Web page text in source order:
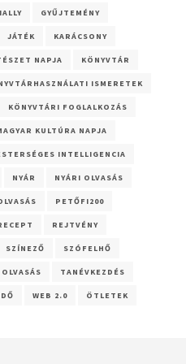
GYŰJTEMÉNY
JÁTÉK KARÁCSONY
NAPJA KÖNYVTÁR
ISMERETEK
KÖNYVTÁRI FOGLALKOZÁS
KULTÚRA NAPJA
INTELLIGENCIA
NYÁR NYÁRI OLVASÁS
PETŐFI200
REJTVÉNY
SZÍNEZŐ SZÓFELHŐ
TANÉVKEZDÉS
WEB 2.0 ÖTLETEK